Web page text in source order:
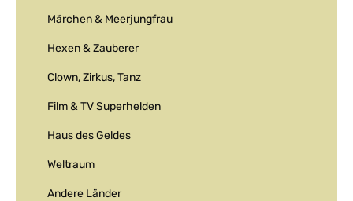
Märchen & Meerjungfrau
Hexen & Zauberer
Clown, Zirkus, Tanz
Film & TV Superhelden
Haus des Geldes
Weltraum
Andere Länder